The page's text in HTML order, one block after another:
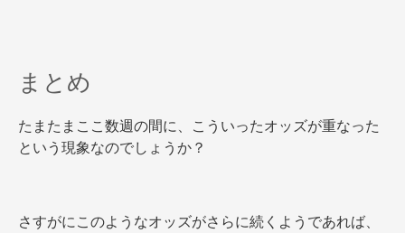
まとめ
たまたまここ数週の間に、こういったオッズが重なった
という現象なのでしょうか？
さすがにこのようなオッズがさらに続くようであれば、